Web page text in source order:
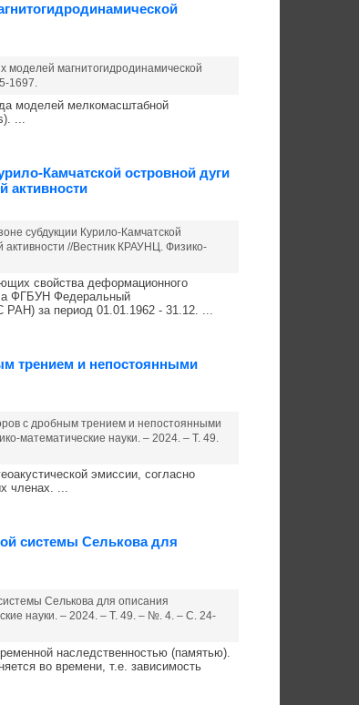
моделей магнитогидродинамической
1697.
моделей мелкомасштабной
...
Камчатской островной дуги
активности
субдукции Курило-Камчатской
//Вестник КРАУНЦ. Физико-
свойства деформационного
ФГБУН Федеральный
за период 01.01.1962 - 31.12. ...
трением и непостоянными
с дробным трением и непостоянными
математические науки. – 2024. – Т. 49.
эмиссии, согласно
членах. ...
системы Селькова для
Селькова для описания
науки. – 2024. – Т. 49. – №. 4. – С. 24-
наследственностью (памятью).
во времени, т.е. зависимость